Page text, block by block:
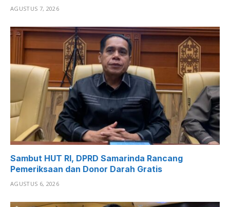
AGUSTUS 7, 2026
Sambut HUT RI, DPRD Samarinda Rancang
Pemeriksaan dan Donor Darah Gratis
AGUSTUS 6, 2026